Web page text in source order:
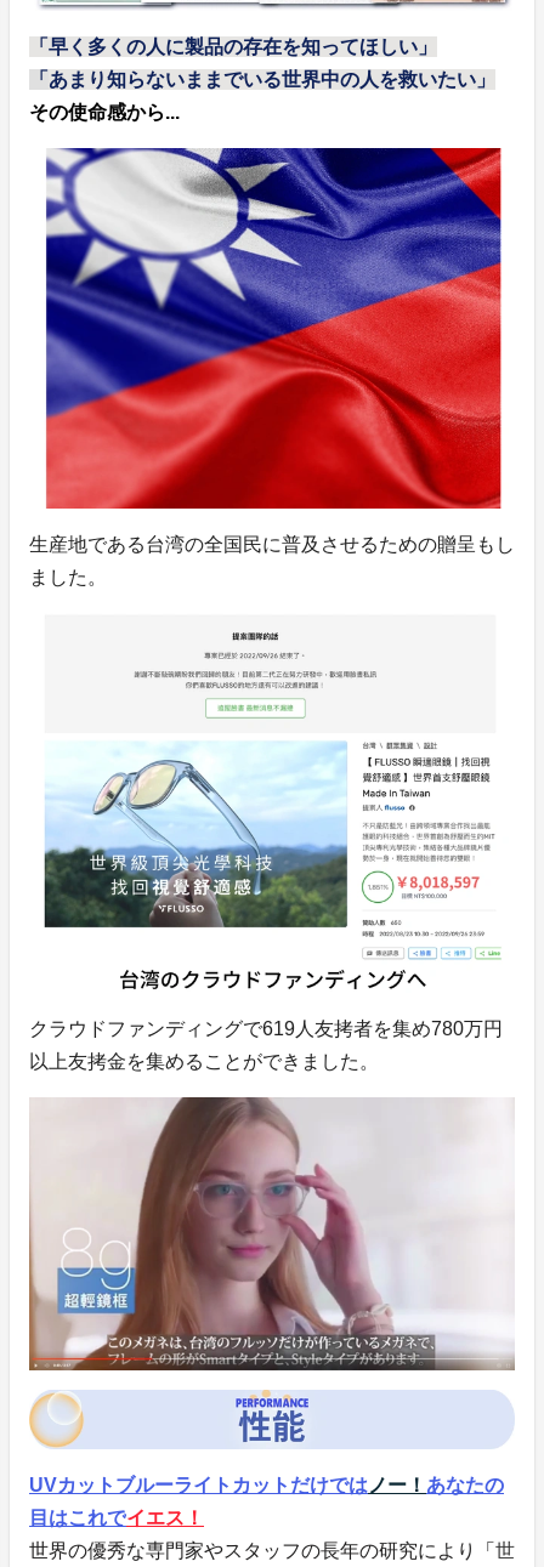
「早く多くの人に製品の存在を知ってほしい」
「 あまり知らないままでいる世界中の人を救いたい 」
その使命感から...
生産地である台湾の全国民に普及させるための贈呈もし
ました。
クラウドファンディングで619人友拷者を集め780万円
以上友拷金を集めることができました。
UVカットブルーライトカットだけでは ノー！ あなたの
目はこれでイエス！
世界の優秀な専門家やスタッフの長年の研究により
「 世